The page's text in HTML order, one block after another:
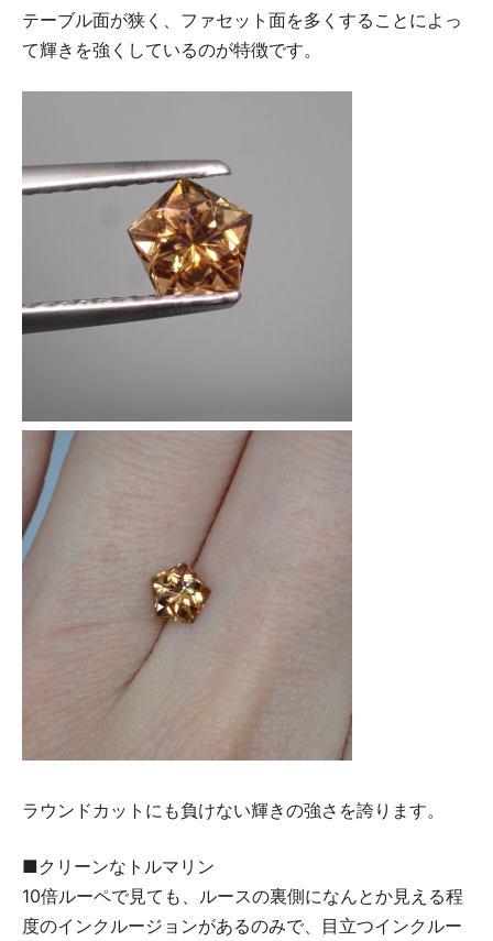
テーブル面が狭く、ファセット面を多くすることによっ
て輝きを強くしているのが特徴です。
ラウンドカットにも負けない輝きの強さを誇ります。
■クリーンなトルマリン
10倍ルーペで見ても、ルースの裏側になんとか見える程
度のインクルージョンがあるのみで、目立つインクルー